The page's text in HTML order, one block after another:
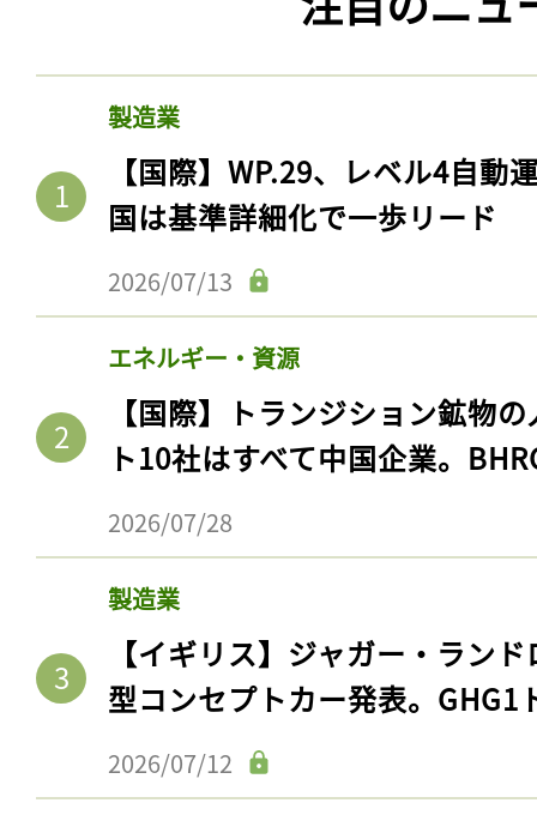
製造業
【国際】WP.29、レベル4自動
国は基準詳細化で一歩リード
2026/07/13
エネルギー・資源
【国際】トランジション鉱物
ト10社はすべて中国企業。
2026/07/28
製造業
【イギリス】ジャガー・ラン
型コンセプトカー発表。GHG1
2026/07/12